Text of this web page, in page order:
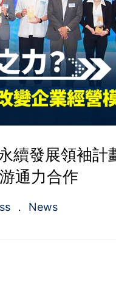
續發展領袖計
通力合作
News